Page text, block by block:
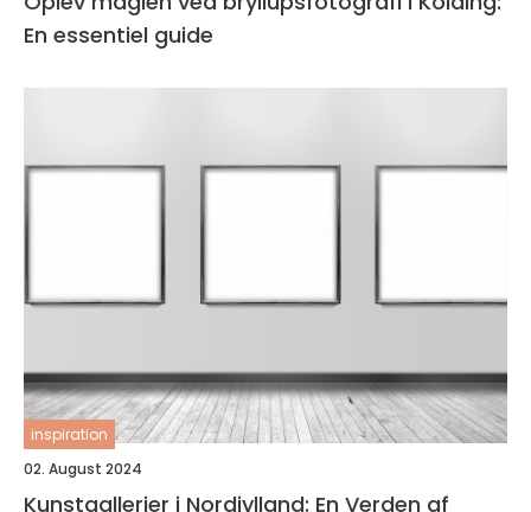
En essentiel guide
inspiration
02. August 2024
Kunstgallerier i Nordjylland: En Verden af